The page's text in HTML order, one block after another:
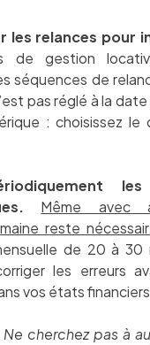
les relances pour
de gestion
séquences de
pas réglé à la
: choisissez
les
Même avec
reste
de 20 à
les erreurs
vos états
Ne cherchez pas à